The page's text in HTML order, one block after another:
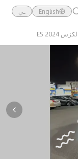
English ـي
لكزس ES 2024